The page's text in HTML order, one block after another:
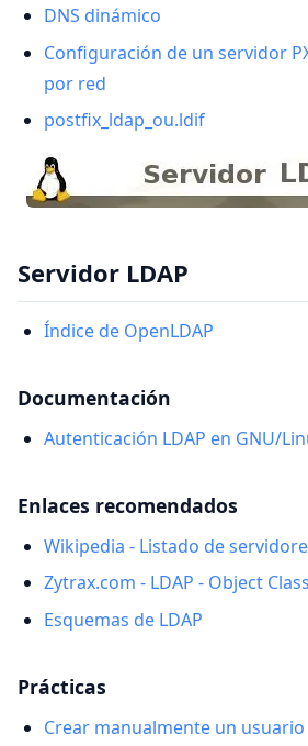
DNS dinámico
Configuración de un servidor
por red
postfix_ldap_ou.ldif
Servidor LDAP
Índice de OpenLDAP
Documentación
Autenticación LDAP en GNU/
Enlaces recomendados
Wikipedia - Listado de
Zytrax.com - LDAP - Object
Esquemas de LDAP
Prácticas
Crear manualmente un usuario